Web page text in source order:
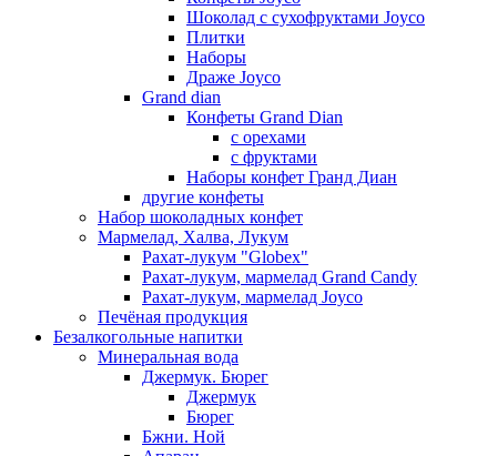
Шоколад с сухофруктами Joyco
Плитки
Наборы
Драже Joyco
Grand dian
Конфеты Grand Dian
с орехами
с фруктами
Наборы конфет Гранд Диан
другие конфеты
Набор шоколадных конфет
Мармелад, Халва, Лукум
Рахат-лукум "Globex"
Рахат-лукум, мармелад Grand Candy
Рахат-лукум, мармелад Joyco
Печёная продукция
Безалкогольные напитки
Минеральная вода
Джермук. Бюрег
Джермук
Бюрег
Бжни. Ной